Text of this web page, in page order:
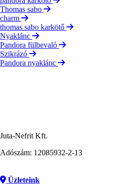
Thomas sabo
charm
thomas sabo karkötő
Nyaklánc
Pandora fülbevaló
Szikrázó
Pandora nyaklánc
Juta-Nefrit Kft.
Adószám: 12085932-2-13
Üzleteink